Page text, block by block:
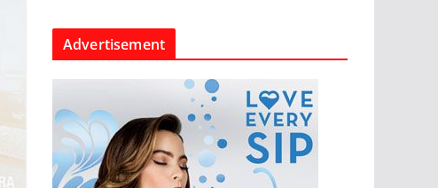
Advertisement